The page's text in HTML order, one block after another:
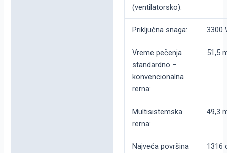
(ventilatorsko):
Priključna snaga: 3300
Vreme pečenja
standardno –
konvencionalna
rerna:
51,5
Multisistemska
rerna:
49,3
Najveća površina
1316